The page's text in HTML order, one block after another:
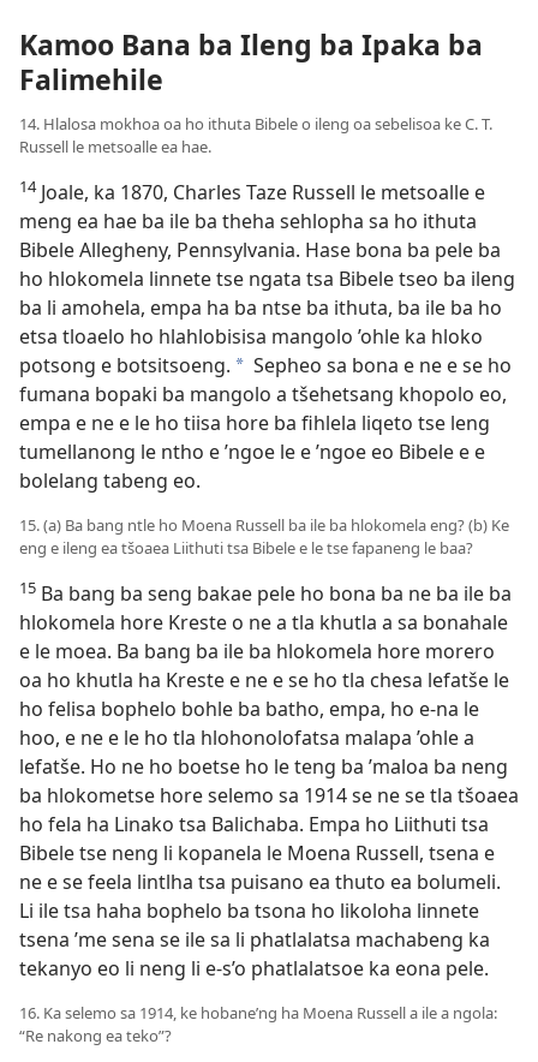
Kamoo Bana ba Ileng ba Ipaka ba
Falimehile
14. Hlalosa mokhoa oa ho ithuta Bibele o ileng oa sebelisoa ke C. T.
Russell le metsoalle ea hae.
14Joale, ka 1870, Charles Taze Russell le metsoalle e
meng ea hae ba ile ba theha sehlopha sa ho ithuta
Bibele Allegheny, Pennsylvania. Hase bona ba pele ba
ho hlokomela linnete tse ngata tsa Bibele tseo ba ileng
ba li amohela, empa ha ba ntse ba ithuta, ba ile ba ho
etsa tloaelo ho hlahlobisisa mangolo ’ohle ka hloko
potsong e botsitsoeng. a Sepheo sa bona e ne e se ho
fumana bopaki ba mangolo a tšehetsang khopolo eo,
empa e ne e le ho tiisa hore ba fihlela liqeto tse leng
tumellanong le ntho e ’ngoe le e ’ngoe eo Bibele e e
bolelang tabeng eo.
15. (a) Ba bang ntle ho Moena Russell ba ile ba hlokomela eng? (b) Ke
eng e ileng ea tšoaea Liithuti tsa Bibele e le tse fapaneng le baa?
15 Ba bang ba seng bakae pele ho bona ba ne ba ile ba
hlokomela hore Kreste o ne a tla khutla a sa bonahale
e le moea. Ba bang ba ile ba hlokomela hore morero
oa ho khutla ha Kreste e ne e se ho tla chesa lefatše le
ho felisa bophelo bohle ba batho, empa, ho e-na le
hoo, e ne e le ho tla hlohonolofatsa malapa ’ohle a
lefatše. Ho ne ho boetse ho le teng ba ’maloa ba neng
ba hlokometse hore selemo sa 1914 se ne se tla tšoaea
ho fela ha Linako tsa Balichaba. Empa ho Liithuti tsa
Bibele tse neng li kopanela le Moena Russell, tsena e
ne e se feela lintlha tsa puisano ea thuto ea bolumeli.
Li ile tsa haha bophelo ba tsona ho likoloha linnete
tsena ’me sena se ile sa li phatlalatsa machabeng ka
tekanyo eo li neng li e-s’o phatlalatsoe ka eona pele.
16. Ka selemo sa 1914, ke hobane’ng ha Moena Russell a ile a ngola:
“Re nakong ea teko”?